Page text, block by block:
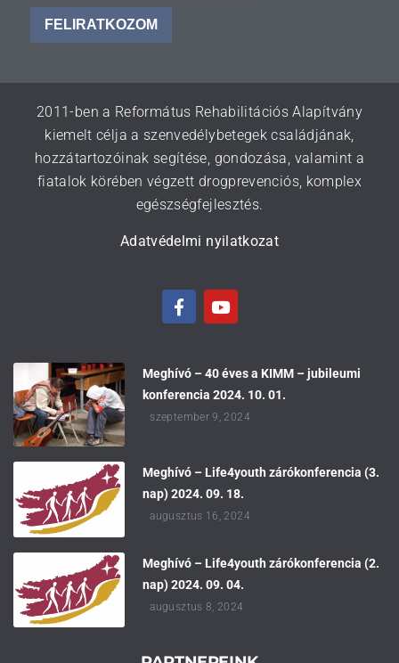
FELIRATKOZOM
2011-ben a Református Rehabilitációs Alapítvány
kiemelt célja a szenvedélybetegek családjának,
hozzátartozóinak segítése, gondozása, valamint a
fiatalok körében végzett drogprevenciós, komplex
egészségfejlesztés.
Adatvédelmi nyilatkozat
Meghívó – 40 éves a KIMM – jubileumi
konferencia 2024. 10. 01.
szeptember 9, 2024
Meghívó – Life4youth zárókonferencia (3.
nap) 2024. 09. 18.
augusztus 16, 2024
Meghívó – Life4youth zárókonferencia (2.
nap) 2024. 09. 04.
augusztus 8, 2024